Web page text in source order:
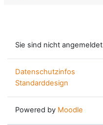
Sie sind nicht
Datenschutzinfos
Standarddesign
Powered by Moodle